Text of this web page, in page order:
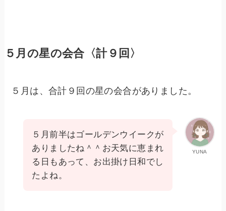
５月の星の会合〈計９回〉
５月は、合計９回の星の会合がありました。
YUNA
５月前半はゴールデンウイークが
ありましたね＾＾お天気に恵まれ
る日もあって、お出掛け日和でし
たよね。